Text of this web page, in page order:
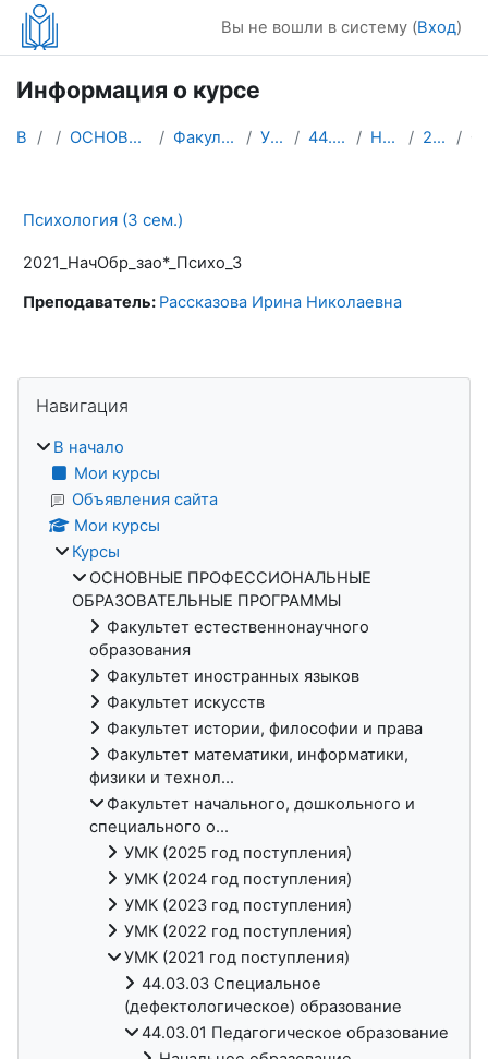
Перейти к основному содержанию
Вы не вошли в систему (Вход)
Информация о курсе
В начало Курсы ОСНОВНЫЕ ПРОФЕССИОНАЛЬНЫЕ ОБРАЗОВАТЕЛЬНЫЕ ПРОГРАММЫ Факультет начального, дошкольного и специального о... УМК (2021 год поступления) 44.03.01 Педагогическое образование Начальное образование (зао.*) 2021_НачОбр_зао*_Психо_3
Психология (3 сем.)
2021_НачОбр_зао*_Психо_3
Преподаватель: Рассказова Ирина Николаевна
Блоки
Навигация
В начало
Мои курсы
Объявления сайта
Мои курсы
Курсы
ОСНОВНЫЕ ПРОФЕССИОНАЛЬНЫЕ
ОБРАЗОВАТЕЛЬНЫЕ ПРОГРАММЫ
Факультет естественнонаучного
образования
Факультет иностранных языков
Факультет искусств
Факультет истории, философии и права
Факультет математики, информатики,
физики и технол...
Факультет начального, дошкольного и
специального о...
УМК (2025 год поступления)
УМК (2024 год поступления)
УМК (2023 год поступления)
УМК (2022 год поступления)
УМК (2021 год поступления)
44.03.03 Специальное
(дефектологическое) образование
44.03.01 Педагогическое образование